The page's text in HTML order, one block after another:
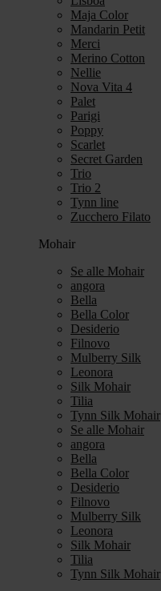
Maja Color
Mandarin Petit
Merci
Merino Cotton
Nellie
Nova Vita 4
Palet
Parigi
Poppy
Scarlet
Secret Garden
Trio
Trio 2
Tynn line
Zucchero Filato
Mohair
Se alle Mohair
angora
Bella
Bella Color
Desiderio
Filnovo
Mulberry Silk
Leonora
Silk Mohair
Tilia
Tynn Silk Mohair
Se alle Mohair
angora
Bella
Bella Color
Desiderio
Filnovo
Mulberry Silk
Leonora
Silk Mohair
Tilia
Tynn Silk Mohair